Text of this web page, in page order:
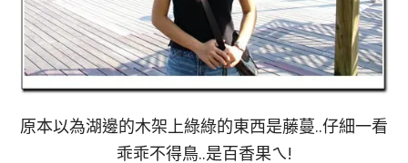
原本以為湖邊的木架上綠綠的東西是藤蔓..仔細一看
乖乖不得鳥..是百香果ㄟ!